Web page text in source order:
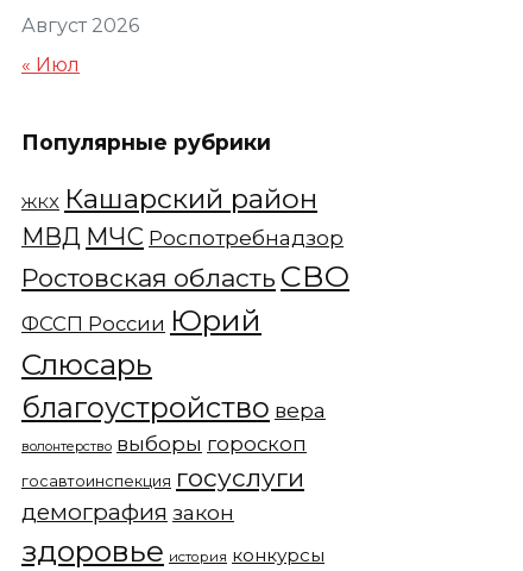
Август 2026
« Июл
Популярные рубрики
ЖКХ Кашарский район
МВД МЧС Роспотребнадзор
Ростовская область СВО
ФССП России Юрий
Слюсарь
благоустройство вера
волонтерство выборы гороскоп
госавтоинспекция госуслуги
демография закон
здоровье история конкурсы